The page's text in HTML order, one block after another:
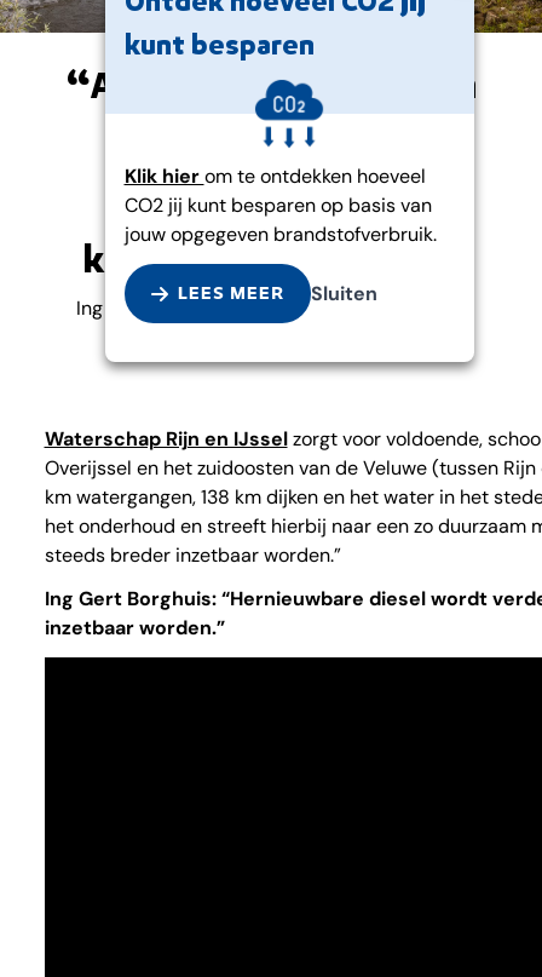
kunt besparen
Klik hierom te ontdekken hoeveel
CO2 jij kunt besparen op basis van
jouw opgegeven brandstofverbruik.
LEES MEER Sluiten
“Als waterschap willen
wij zoveel mogelijk
bijdragen aan het
beperken van de
klimaatverandering”
Ing Gert Borghuis – Medewerker Onderhoud
Waterschap Rijn en IJsselzorgt voor voldoende,
Overijssel en het zuidoosten van de Veluwe (tussen
km watergangen, 138 km dijken en het water in het
het onderhoud en streeft hierbij naar een zo duurzaam
steeds breder inzetbaar worden.”
Ing Gert Borghuis: “Hernieuwbare diesel wordt
inzetbaar worden.”